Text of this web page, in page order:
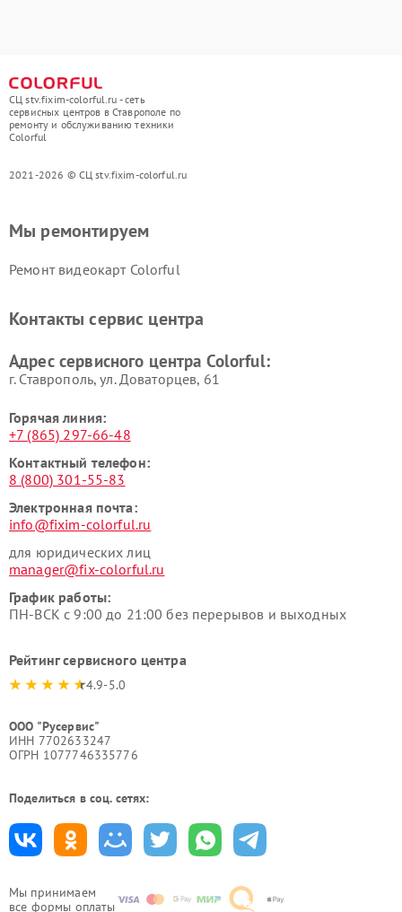
СЦ stv.fixim-colorful.ru - сеть
сервисных центров в Ставрополе по
ремонту и обслуживанию техники
Colorful
2021-2026 © СЦ stv.fixim-colorful.ru
Мы принимаем
все формы оплаты
Мы ремонтируем
Ремонт видеокарт Colorful
Контакты сервис центра
Адрес сервисного центра Colorful:
г. Ставрополь, ул. Доваторцев, 61
Горячая линия:
+7 (865) 297-66-48
Контактный телефон:
8 (800) 301-55-83
Электронная почта:
info@fixim-colorful.ru
для юридических лиц
manager@fix-colorful.ru
График работы:
ПН-ВСК с 9:00 до 21:00 без перерывов и выходных
Рейтинг сервисного центра
4.9-5.0
ООО "Русервис"
ИНН 7702633247
ОГРН 1077746335776
Поделиться в соц. сетях: